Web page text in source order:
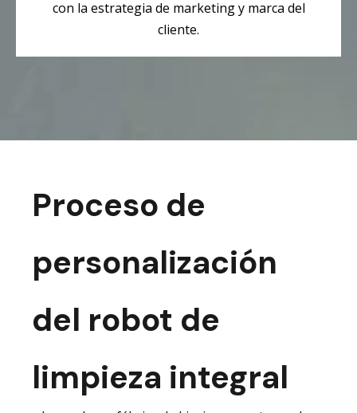
con la estrategia de marketing y marca del
cliente.
Proceso de
personalización
del robot de
limpieza integral